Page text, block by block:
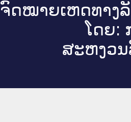
ຈົດ​ໝາຍ​ເຫດ​ທາງ​
ໂດຍ:
ສະ​ຫງວນ​